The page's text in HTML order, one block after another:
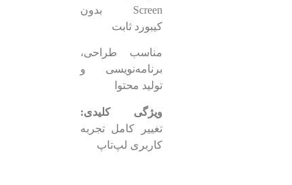
Screen بدون
کیبورد ثابت
مناسب طراحی،
برنامه‌نویسی و
تولید محتوا
ویژگی کلیدی:
تغییر کامل تجربه
کاربری لپ‌تاپ